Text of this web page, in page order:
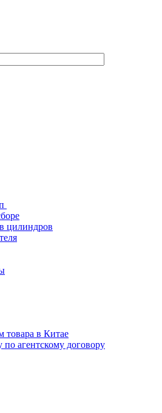
цилиндров
в Китае
агентскому договору